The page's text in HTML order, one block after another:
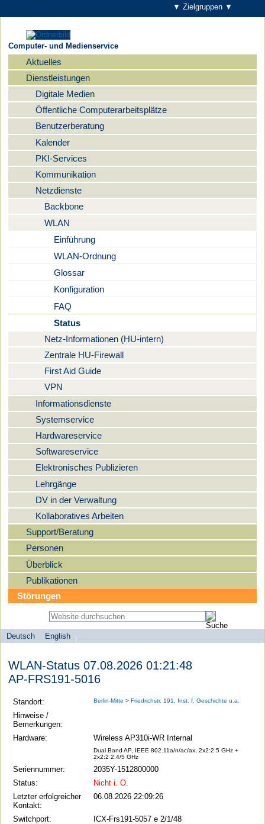
▼ Zielgruppen ▼
Computer- und Medienservice
Navigation
Aktuelles
Dienstleistungen
Digitale Medien
Öffentliche Computerarbeitsplätze
Benutzerberatung
Kalender
PKI-Services
Kommunikation
Netzdienste
Backbone
WLAN
Einführung
WLAN-Ordnung
Glossar
Konfiguration
FAQ
Status
Netz-Informationen (HU-intern)
Zentrale HU-Firewall
First Aid Guide
VPN
Informationsdienste
Systemservice
Hardwareservice
Softwareservice
Elektronisches Publizieren
Lehrgänge
DV in der Verwaltung
Kollaboratives Arbeiten
Support/Beratung
Personen
Überblick
Publikationen
Störungen
Sprachauswahl
Deutsch
English
search-menu
Universität
zu
Berlin
Computer-
und
WLAN-Status 07.08.2026 01:21:48
AP-FRS191-5016
Standort: Berlin-Mitte >Friedrichstr. 191, Inst. f. Geschichte u.a.
Hinweise /
Bemerkungen:
Hardware:
Wireless AP310i-WR Internal
Dual Band AP, IEEE 802.11a/n/ac/ax, 2x2:2 5 GHz +
2x2:2 2.4/5 GHz
Seriennummer:
2035Y-1512800000
Status:
Nicht i. O.
Letzter erfolgreicher
Kontakt:
06.08.2026 22:09:26
Switchport:
ICX-Frs191-5057 e 2/1/48